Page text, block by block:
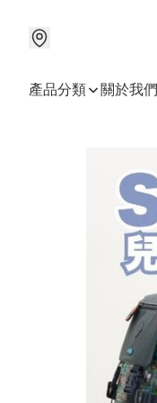
產品分類 關於我們